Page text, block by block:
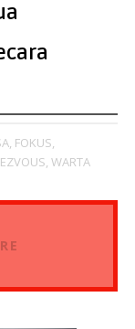
FOKUS,
WARTA